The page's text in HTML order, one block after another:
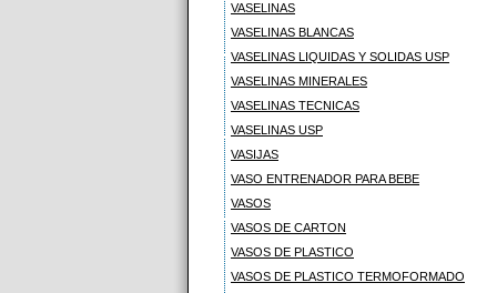
VASELINAS
VASELINAS BLANCAS
VASELINAS LIQUIDAS Y SOLIDAS USP
VASELINAS MINERALES
VASELINAS TECNICAS
VASELINAS USP
VASIJAS
VASO ENTRENADOR PARA BEBE
VASOS
VASOS DE CARTON
VASOS DE PLASTICO
VASOS DE PLASTICO TERMOFORMADO